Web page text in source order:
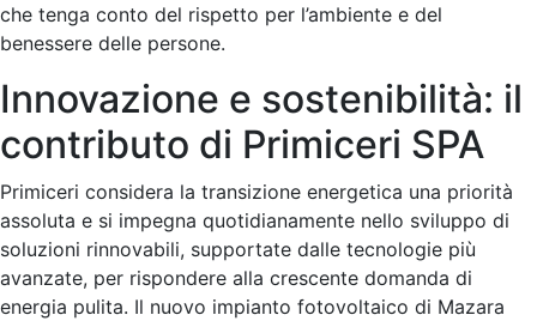
che tenga conto del rispetto per l’ambiente e del
benessere delle persone.
Innovazione e sostenibilità: il
contributo di Primiceri SPA
Primiceri considera la transizione energetica una priorità
assoluta e si impegna quotidianamente nello sviluppo di
soluzioni rinnovabili, supportate dalle tecnologie più
avanzate, per rispondere alla crescente domanda di
energia pulita. Il nuovo impianto fotovoltaico di Mazara